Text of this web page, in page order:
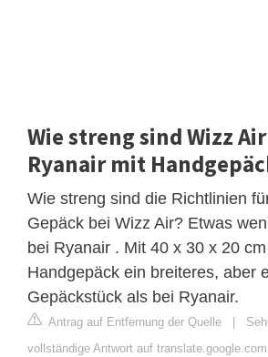
Wie streng sind Wizz
Ryanair mit
Wie streng sind die Richtlinien
Gepäck bei Wizz Air? Etwas
bei Ryanair . Mit 40 x 30 x 20
Handgepäck ein breiteres, aber
Gepäckstück als bei Ryanair.
Antrag auf Entfernung der Quelle |
vollständige Antwort auf